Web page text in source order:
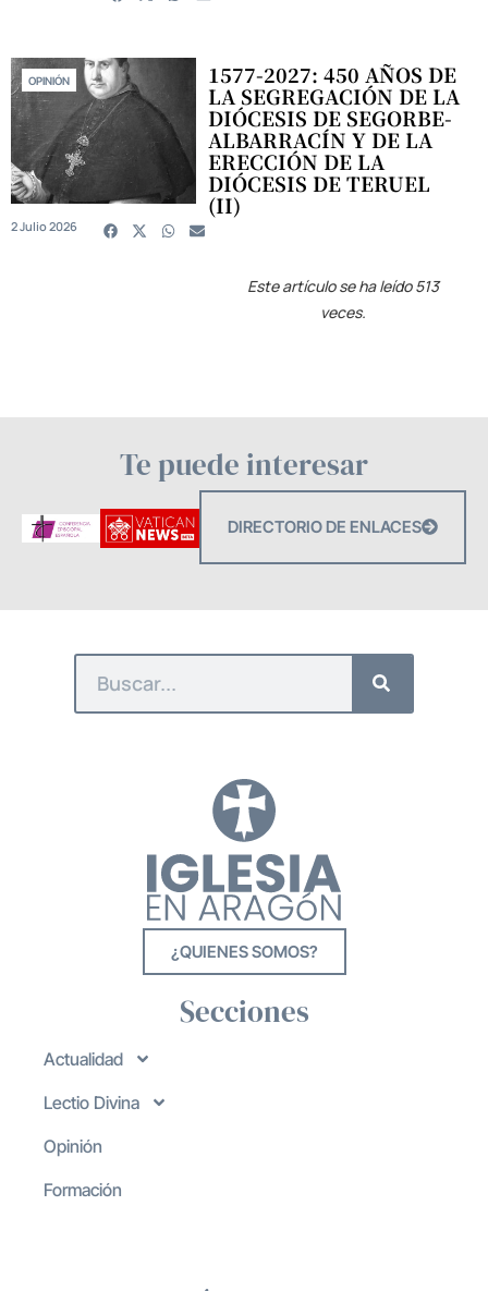
OPINIÓN 1577-2027: 450 AÑOS DE
LA SEGREGACIÓN DE LA
DIÓCESIS DE SEGORBE-
ALBARRACÍN Y DE LA
ERECCIÓN DE LA
DIÓCESIS DE TERUEL
(II)
2 Julio 2026
Este artículo se ha leído 513
veces.
Te puede interesar
DIRECTORIO DE ENLACES
¿QUIENES SOMOS?
Secciones
Actualidad
Lectio Divina
Opinión
Formación